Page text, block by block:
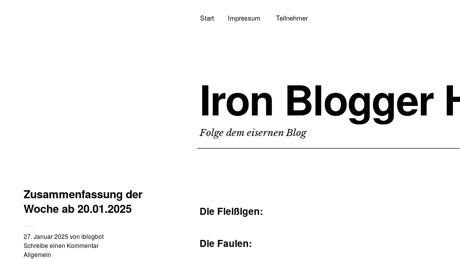
Start Impressum Teilnehmer
Iron Blogger
Folge dem eisernen Blog
Zusammenfassung der
Woche ab 20.01.2025
27. Januar 2025 von iblogbot
Schreibe einen Kommentar
Allgemein
Die Fleißigen:
Die Faulen: